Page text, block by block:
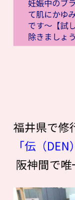
妊娠中のブ
て肌にかゆ
です〜【試
除きましょ
福井県で修
「伝（
阪神間で